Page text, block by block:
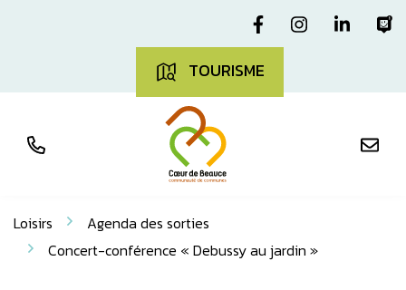
Lien vers le
Lien vers le
Lien
TOURISME
Loisirs
Agenda des sorties
Concert-conférence « Debussy au jardin »